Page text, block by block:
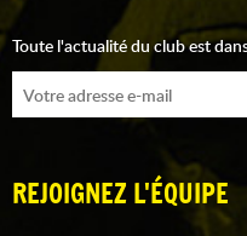
Toute l'actualité du club est
REJOIGNEZ L'ÉQUIPE